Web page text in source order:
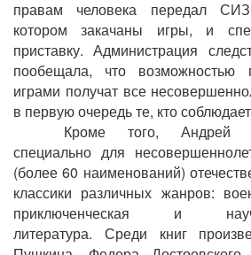
правам человека передал
котором закачаны игры, и
приставку. Администрация
пообещала, что возможностью
играми получат все
в первую очередь те, кто
Кроме того, Андрей
специально для
(более 60 наименований)
классики различных жанров:
приключенческая и
литература. Среди книг